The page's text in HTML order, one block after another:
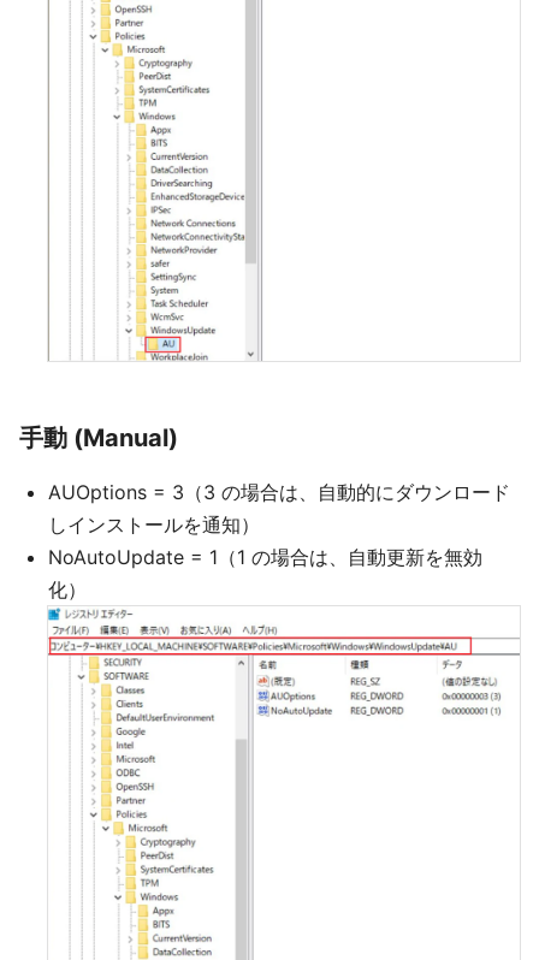
手動 (Manual)
AUOptions = 3（3 の場合は、自動的にダウンロード
しインストールを通知）
NoAutoUpdate = 1（1 の場合は、自動更新を無効
化）